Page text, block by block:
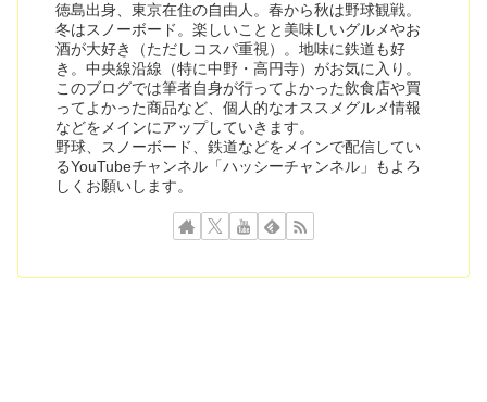
徳島出身、東京在住の自由人。春から秋は野球観戦。
冬はスノーボード。楽しいことと美味しいグルメやお
酒が大好き（ただしコスパ重視）。地味に鉄道も好
き。中央線沿線（特に中野・高円寺）がお気に入り。
このブログでは筆者自身が行ってよかった飲食店や買
ってよかった商品など、個人的なオススメグルメ情報
などをメインにアップしていきます。
野球、スノーボード、鉄道などをメインで配信してい
るYouTubeチャンネル「ハッシーチャンネル」もよろ
しくお願いします。